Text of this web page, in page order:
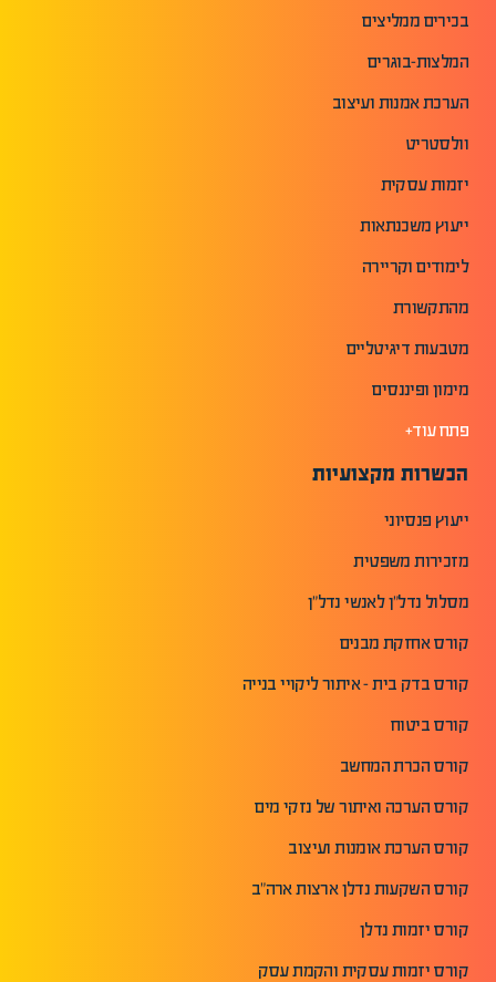
בכירים ממליצים
המלצות-בוגרים
הערכת אמנות ועיצוב
וולסטריט
יזמות עסקית
ייעוץ משכנתאות
לימודים וקריירה
מהתקשורת
מטבעות דיגיטליים
מימון ופיננסים
פתח עוד+
הכשרות מקצועיות
ייעוץ פנסיוני
מזכירות משפטית
מסלול נדל"ן לאנשי נדל"ן
קורס אחזקת מבנים
קורס בדק בית - איתור ליקויי בנייה
קורס ביטוח
קורס הכרת המחשב
קורס הערכה ואיתור של נזקי מים
קורס הערכת אומנות ועיצוב
קורס השקעות נדלן ארצות ארה"ב
קורס יזמות נדלן
קורס יזמות עסקית והקמת עסק